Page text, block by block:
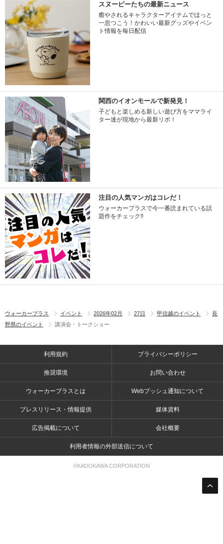
スヌーピーたちの最新ニュース
癒やされるキャラクターアイテムでほっと
一息つこう！かわいい最新グッズやイベン
ト情報を毎日配信
関西のイオンモールで新発見！
子どもと楽しめる新しい遊び方をママライ
ター達が現地から最新リポ！
注目の人気マンガはコレだ！
ウォーカープラスで今一番読まれている話
題作をチェック!!
ウォーカープラス イベント 2026年02月 27日 甲信越のイベント
長
野県のイベント
講演会・トークショー
利用規約 プライバシーポリシー
推奨環境 お問い合わせ
ウォーカープラスとは Webプッシュ通知について
プレスリリース・情報提供 媒体資料
広告掲載について 会社概要
利用者情報の外部送信について
©KADOKAWA CORPORATION